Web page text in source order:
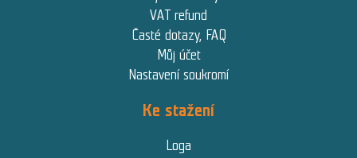
VAT refund
Časté dotazy, FAQ
Můj účet
Nastavení soukromí
Ke stažení
Loga